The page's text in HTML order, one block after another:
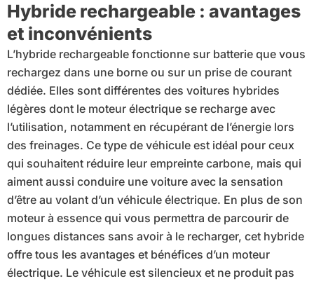
Hybride rechargeable : avantages
et inconvénients
L’hybride rechargeable fonctionne sur batterie que vous
rechargez dans une borne ou sur un prise de courant
dédiée. Elles sont différentes des voitures hybrides
légères dont le moteur électrique se recharge avec
l’utilisation, notamment en récupérant de l’énergie lors
des freinages. Ce type de véhicule est idéal pour ceux
qui souhaitent réduire leur empreinte carbone, mais qui
aiment aussi conduire une voiture avec la sensation
d’être au volant d’un véhicule électrique. En plus de son
moteur à essence qui vous permettra de parcourir de
longues distances sans avoir à le recharger, cet hybride
offre tous les avantages et bénéfices d’un moteur
électrique. Le véhicule est silencieux et ne produit pas